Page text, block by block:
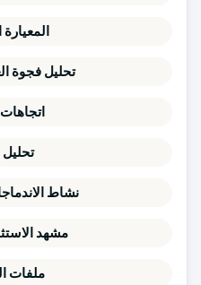
المعيارة
تحليل فجوة
تحليل SWOT
نشاط
مشهد
ملفات